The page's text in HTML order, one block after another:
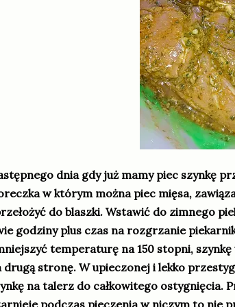
dnia gdy już mamy piec szynkę
w którym można piec mięsa,
do blaszki. Wstawić do zimnego
godziny plus czas na rozgrzanie
temperaturę na 150 stopni,
drugą stronę. W upieczonej i lekko
na talerz do całkowitego ostygnięcia.
podczas pieczenia w niczym to nie